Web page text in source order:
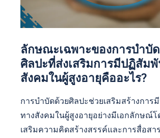
ลักษณะเฉพาะของการบำบั
ศิลปะที่ส่งเสริมการมีปฏิสัม
สังคมในผู้สูงอายุคืออะไร?
การบำบัดด้วยศิลปะช่วยเสริมสร้างกา
ทางสังคมในผู้สูงอายุอย่างมีเอกลักษณ์โ
เสริมความคิดสร้างสรรค์และการสื่อสา